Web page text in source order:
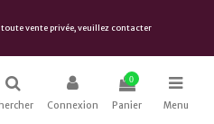
vente privée, veuillez contacter
Connexion
0
Panier Menu